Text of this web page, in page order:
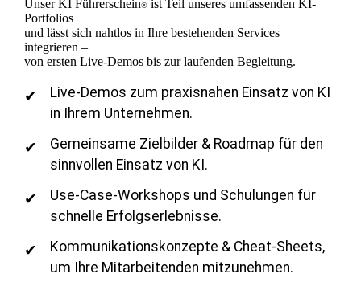
Unser KI Führerschein® ist Teil unseres umfassenden KI-
Portfolios
und lässt sich nahtlos in Ihre bestehenden Services
integrieren –
von ersten Live-Demos bis zur laufenden Begleitung.
Live-Demos zum praxisnahen Einsatz von KI
in Ihrem Unternehmen.
Gemeinsame Zielbilder & Roadmap für den
sinnvollen Einsatz von KI.
Use-Case-Workshops und Schulungen für
schnelle Erfolgserlebnisse.
Kommunikationskonzepte & Cheat-Sheets,
um Ihre Mitarbeitenden mitzunehmen.